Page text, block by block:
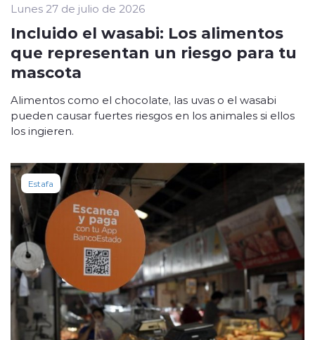
Lunes 27 de julio de 2026
Incluido el wasabi: Los alimentos
que representan un riesgo para tu
mascota
Alimentos como el chocolate, las uvas o el wasabi
pueden causar fuertes riesgos en los animales si ellos
los ingieren.
Estafa